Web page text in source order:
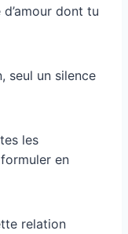
dont tu
seul un silence
les
en
relation